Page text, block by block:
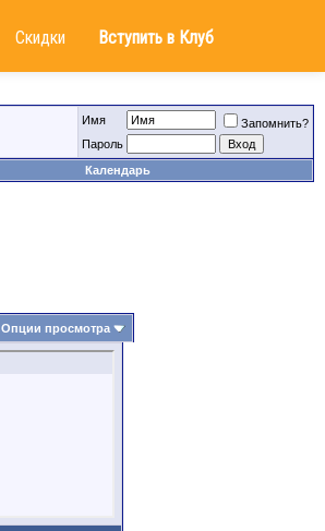
Скидки Вступить в Клуб
Имя
Запомнить?
Пароль
Календарь
Опции просмотра